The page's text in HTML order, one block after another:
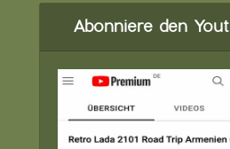
Abonniere den